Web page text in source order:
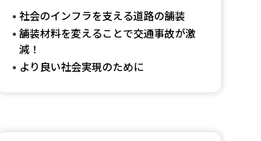
めた理由
社会のインフラを支える道路の舗装
舗装材料を変えることで交通事故が激
減！
より良い社会実現のために